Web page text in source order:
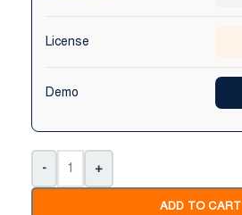
License
Demo
- +
ADD TO CART